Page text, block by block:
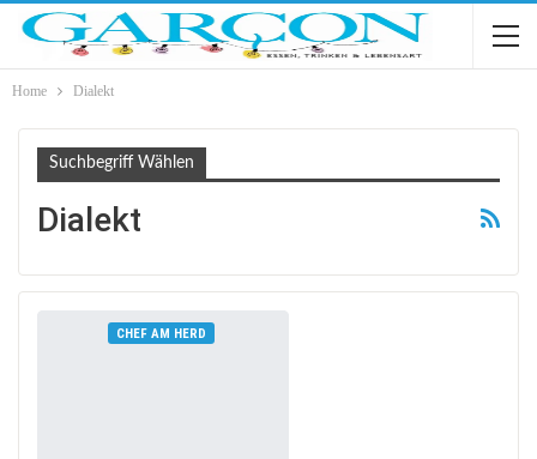
Home Dialekt
Suchbegriff Wählen
Dialekt
CHEF AM HERD